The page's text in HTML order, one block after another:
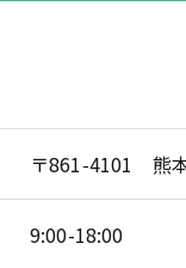
〒861-4101 熊
9:00-18:00